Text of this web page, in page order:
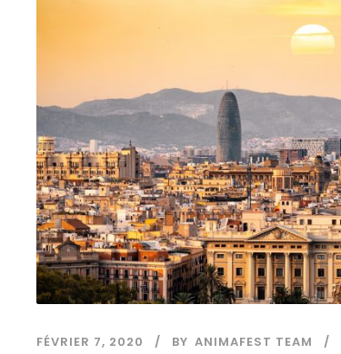
FÉVRIER 7, 2020 BY ANIMAFEST TEAM